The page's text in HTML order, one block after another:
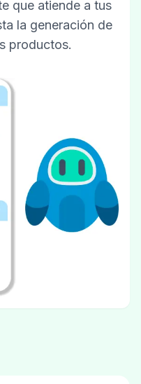
que atiende a tus
la generación de
productos.